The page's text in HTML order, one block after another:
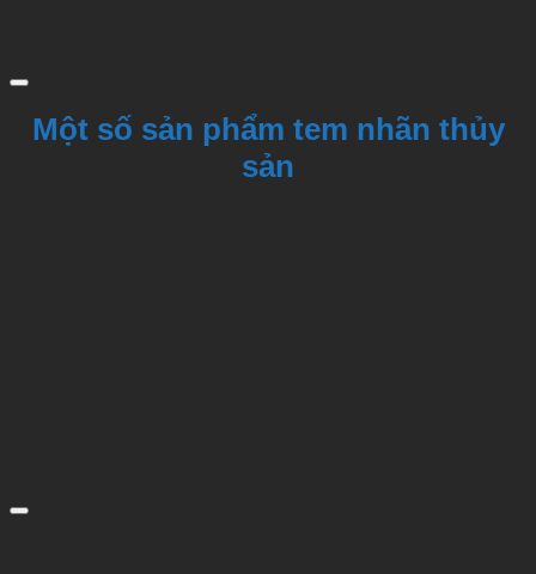
Một số sản phẩm tem nhãn thủy
sản